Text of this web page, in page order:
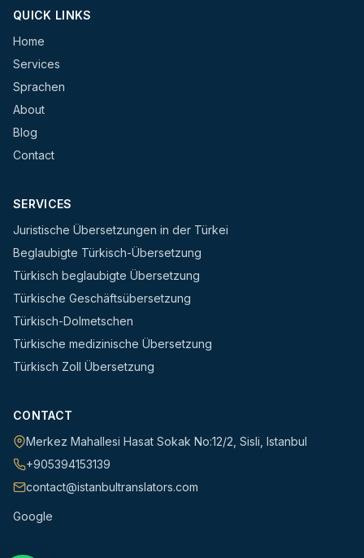
QUICK LINKS
Home
Services
Sprachen
About
Blog
Contact
SERVICES
Juristische Übersetzungen in der Türkei
Beglaubigte Türkisch-Übersetzung
Türkisch beglaubigte Übersetzung
Türkische Geschäftsübersetzung
Türkisch-Dolmetschen
Türkische medizinische Übersetzung
Türkisch Zoll Übersetzung
CONTACT
Merkez Mahallesi Hasat Sokak No:12/2 Sisli Istanbul
+905394153139
contact@istanbultranslators.com
Google